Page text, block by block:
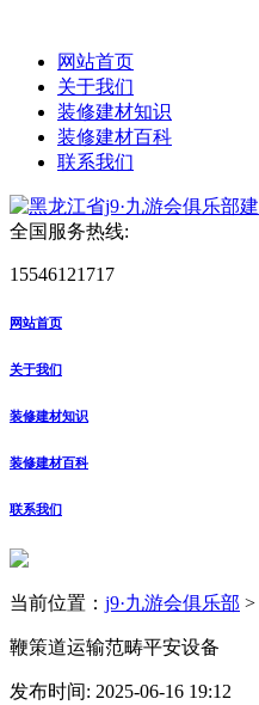
网站首页
关于我们
装修建材知识
装修建材百科
联系我们
全国服务热线:
15546121717
网站首页
关于我们
装修建材知识
装修建材百科
联系我们
当前位置： j9·九游会俱乐部 >
鞭策道运输范畴平安设备
发布时间: 2025-06-16 19:12